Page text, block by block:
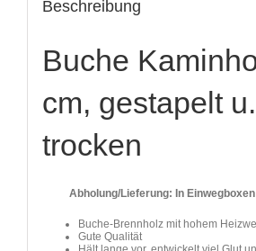
Beschreibung
Buche
cm, gestapelt u.
trocken
Abholung/Lieferung: In Einwegboxen
Buche-Brennholz mit hohem
Gute Qualität